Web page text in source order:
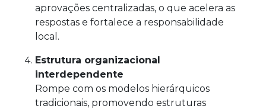
aprovações centralizadas, o que acelera as
respostas e fortalece a responsabilidade
local.
Estrutura organizacional
interdependente
Rompe com os modelos hierárquicos
tradicionais, promovendo estruturas